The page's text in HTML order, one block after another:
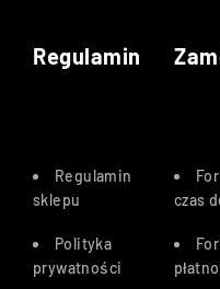
Regulamin
Regulamin
sklepu
Polityka
prywatności
czas